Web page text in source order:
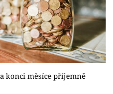
konci měsíce příjemně